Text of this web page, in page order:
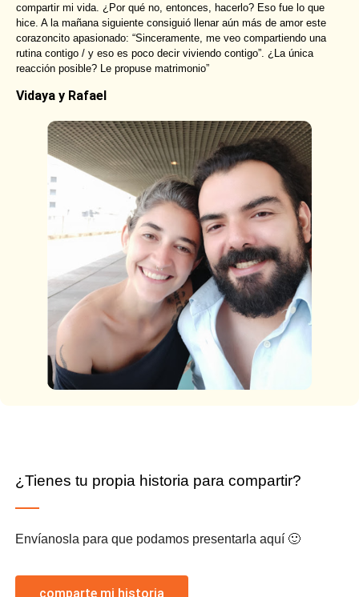
compartir mi vida. ¿Por qué no, entonces, hacerlo? Eso fue lo que
hice. A la mañana siguiente consiguió llenar aún más de amor este
corazoncito apasionado: “Sinceramente, me veo compartiendo una
rutina contigo / y eso es poco decir viviendo contigo”. ¿La única
reacción posible? Le propuse matrimonio”
Vidaya y Rafael
¿Tienes tu propia historia para compartir?
Envíanosla para que podamos presentarla aquí 🙂
comparte mi historia